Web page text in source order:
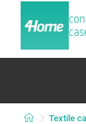
Textile